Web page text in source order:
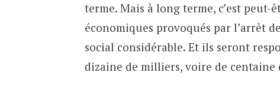
terme. Mais à long terme, c’est
économiques provoqués par l’arrêt
social considérable. Et ils seront
dizaine de milliers, voire de